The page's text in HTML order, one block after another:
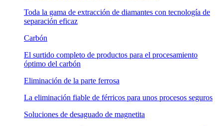
Toda la gama de extracción de diamantes con tecnología de
separación eficaz
Carbón
El surtido completo de productos para el procesamiento
óptimo del carbón
Eliminación de la parte ferrosa
La eliminación fiable de férricos para unos procesos seguros
Soluciones de desaguado de magnetita